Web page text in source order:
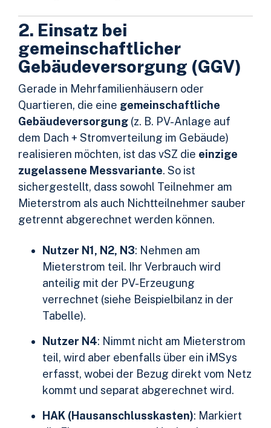
2. Einsatz bei
gemeinschaftlicher
Gebäudeversorgung (GGV)
Gerade in Mehrfamilienhäusern oder
Quartieren, die eine gemeinschaftliche
Gebäudeversorgung (z. B. PV-Anlage auf
dem Dach + Stromverteilung im Gebäude)
realisieren möchten, ist das vSZ die einzige
zugelassene Messvariante. So ist
sichergestellt, dass sowohl Teilnehmer am
Mieterstrom als auch Nichtteilnehmer sauber
getrennt abgerechnet werden können.
Nutzer N1, N2, N3: Nehmen am
Mieterstrom teil. Ihr Verbrauch wird
anteilig mit der PV-Erzeugung
verrechnet (siehe Beispielbilanz in der
Tabelle).
Nutzer N4: Nimmt nicht am Mieterstrom
teil, wird aber ebenfalls über ein iMSys
erfasst, wobei der Bezug direkt vom Netz
kommt und separat abgerechnet wird.
HAK (Hausanschlusskasten): Markiert